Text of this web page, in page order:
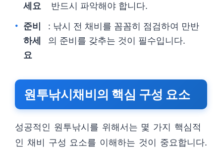
세요
반드시 파악해야 합니다.
준비
하세
요
: 낚시 전 채비를 꼼꼼히 점검하여 만반
의 준비를 갖추는 것이 필수입니다.
원투낚시채비의 핵심 구성 요소
성공적인 원투낚시를 위해서는 몇 가지 핵심적
인 채비 구성 요소를 이해하는 것이 중요합니다.